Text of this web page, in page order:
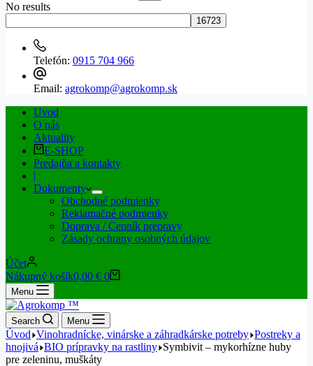
No results
Telefón: 0915 704 966
Email: agrokomp@agrokomp.sk
Uvod
O nás
Aktuality
E-SHOP
Predajňa a kontakty
|
Dokumenty
Obchodné podmienky
Reklamačné podmienky
Doprava / Cenník prepravy
Zásady ochrany osobných údajov
Účet
Nákupný košík0,00 € 0
Menu
Search Menu
Úvod Vinohradnícke, vinárske a záhradkárske potreby Postreky a
hnojivá BIO prípravky na rastliny Symbivit – mykorhízne huby
pre zeleninu, muškáty